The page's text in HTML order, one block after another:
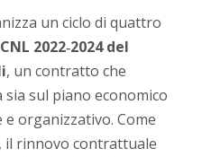
un ciclo di quattro
2022‑2024 del
, un contratto che
sul piano economico
organizzativo. Come
il rinnovo contrattuale